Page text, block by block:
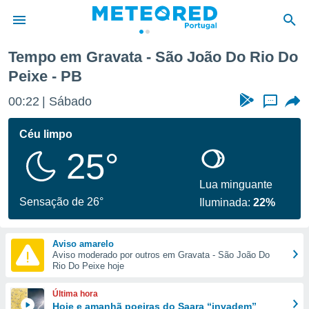
da
foi
para
e
digital
Tempo em Gravata - São João Do Rio Do
Peixe - PB
00:22 Sábado ...
Céu limpo
25°
Sensação de 26°
Lua minguante
Iluminada:22%
Aviso amarelo
Aviso moderado por outros em Gravata - São João Do
Rio Do Peixe hoje
Última hora
Hoje e amanhã poeiras do Saara “invadem”